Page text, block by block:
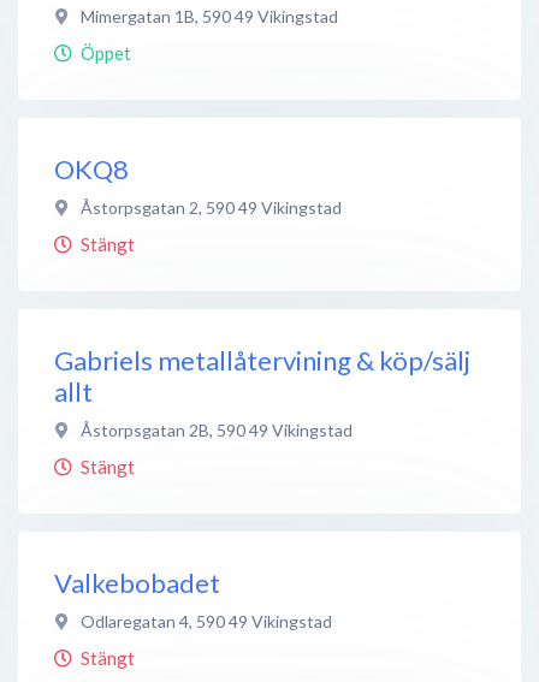
Mimergatan 1B, 590 49 Vikingstad
Öppet
OKQ8
Åstorpsgatan 2, 590 49 Vikingstad
Stängt
Gabriels metallåtervining & köp/sälj
allt
Åstorpsgatan 2B, 590 49 Vikingstad
Stängt
Valkebobadet
Odlaregatan 4, 590 49 Vikingstad
Stängt